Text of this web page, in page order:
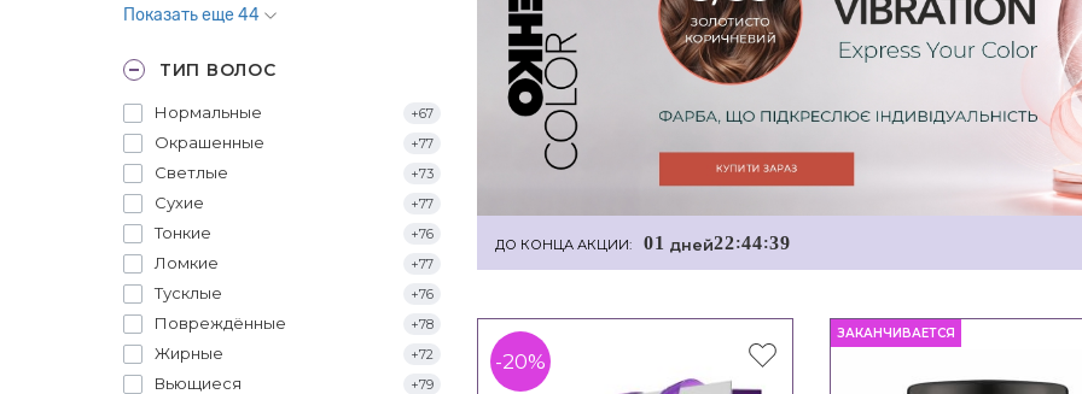
Показать еще 44
ТИП ВОЛОС
Нормальные +67
Окрашенные +77
Светлые +73
Сухие +77
Тонкие +76
Ломкие +77
Тусклые +76
Повреждённые +78
Жирные +72
Вьющиеся +79
ДО КОНЦА АКЦИИ: 01 дней22:44:37
-20%
ЗАКАНЧИВАЕТСЯ